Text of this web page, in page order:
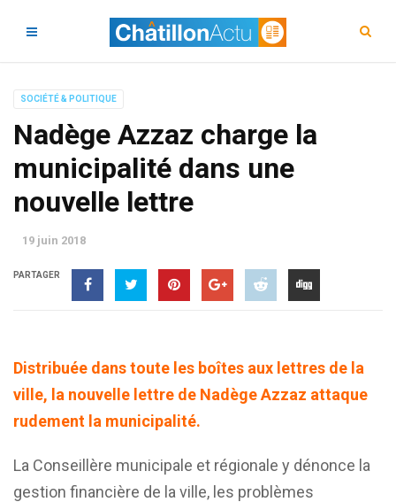
SOCIÉTÉ & POLITIQUE
Nadège Azzaz charge la
municipalité dans une
nouvelle lettre
19 juin 2018
PARTAGER
Distribuée dans toute les boîtes aux lettres de la
ville, la nouvelle lettre de Nadège Azzaz attaque
rudement la municipalité.
La Conseillère municipale et régionale y dénonce la
gestion financière de la ville, les problèmes